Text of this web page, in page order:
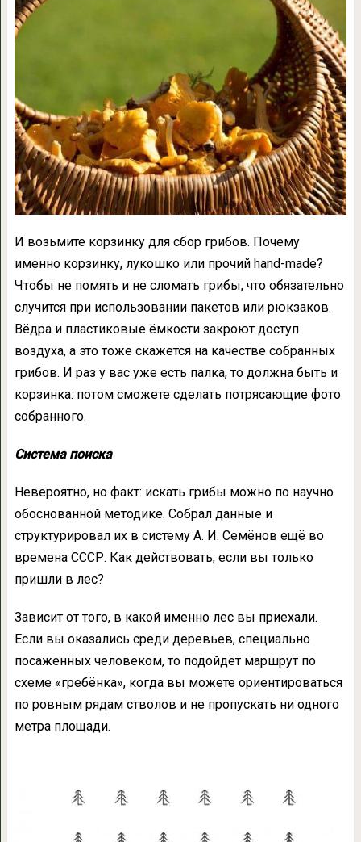
И возьмите корзинку для сбор грибов. Почему
именно корзинку, лукошко или прочий hand-made?
Чтобы не помять и не сломать грибы, что обязательно
случится при использовании пакетов или рюкзаков.
Вёдра и пластиковые ёмкости закроют доступ
воздуха, а это тоже скажется на качестве собранных
грибов. И раз у вас уже есть палка, то должна быть и
корзинка: потом сможете сделать потрясающие фото
собранного.
Система поиска
Невероятно, но факт: искать грибы можно по научно
обоснованной методике. Собрал данные и
структурировал их в систему А. И. Семёнов ещё во
времена СССР. Как действовать, если вы только
пришли в лес?
Зависит от того, в какой именно лес вы приехали.
Если вы оказались среди деревьев, специально
посаженных человеком, то подойдёт маршрут по
схеме «гребёнка», когда вы можете ориентироваться
по ровным рядам стволов и не пропускать ни одного
метра площади.